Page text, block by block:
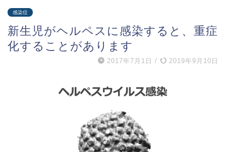
感染症
新生児がヘルペスに感染すると、重症
化することがあります
2017年7月1日 / 2019年9月10日